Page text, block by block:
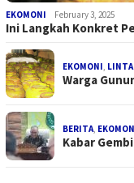
EKOMONI February 3, 2025
Ini Langkah Konkret
EKOMONI,
Warga
BERITA,
Kabar